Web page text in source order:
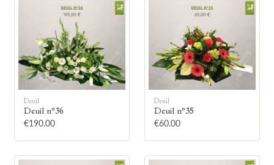
Deuil
Deuil n°36
€190.00
Deuil
Deuil n°35
€60.00